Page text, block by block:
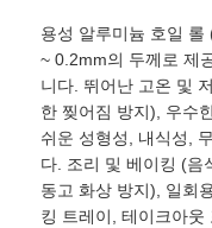
알루미늄 플레이트
알루미늄 써클
컬러 코팅 알루미
용성 알루미늄 호일
~ 0.2mm의 두께로 제
니다. 뛰어난 고온 및
한 찢어짐 방지), 우수
쉬운 성형성, 내식성,
다. 조리 및 베이킹 (음
동고 화상 방지), 일회
킹 트레이, 테이크아웃